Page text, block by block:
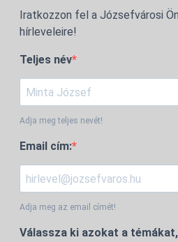
Iratkozzon fel a Józsefvárosi
hírleveleire!
Teljes név
Adja meg teljes nevét!
Email cím:
Adja meg az email címét!
Válassza ki azokat a